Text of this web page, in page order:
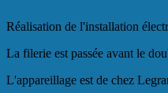
Réalisation de l'installation
La filerie est passée avant le
L'appareillage est de chez